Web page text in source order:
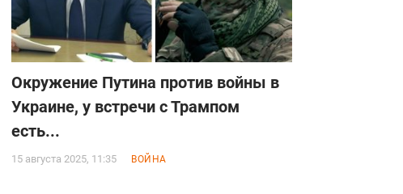
Окружение Путина против войны в
Украине, у встречи с Трампом
есть...
15 августа 2025, 11:35 ВОЙНА